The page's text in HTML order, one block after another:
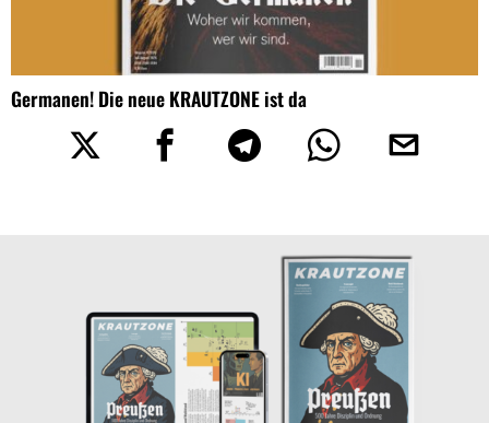
Germanen! Die neue KRAUTZONE ist da